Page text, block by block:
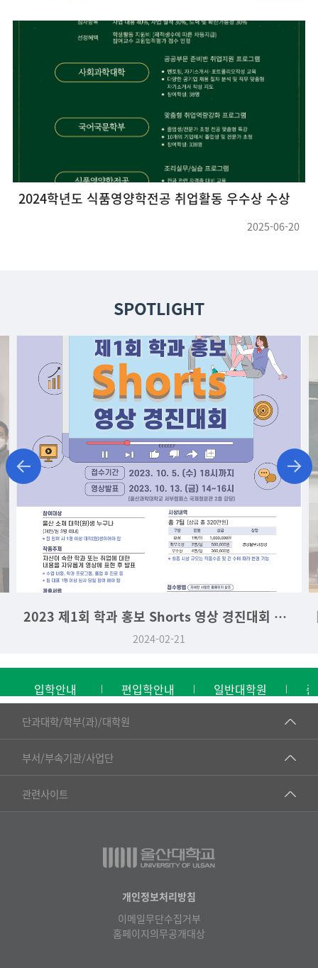
2024학년도 식품영양학전공 취업활동 우수상 수상
2025-06-20
SPOTLIGHT
2023 제1회 학과 홍보 Shorts 영상 경진대회 대상
2024-02-21
입학안내 편입학안내 일반대학원
단과대학/학부(과)/대학원
■인문대학
▷국어국문학부
▷일본어·일본학과
▷프랑스어·프랑스학과
부서/부속기관/사업단
공동기기센터
공학교육혁신센터
물리BK 미래혁신응집물질물리인재교육연구단
관련사이트
건강가정지원센터
교수협의회
온라인 기술거래 플랫폼
개인정보처리방침
이메일무단수집거부
홈페이지의무공개대상